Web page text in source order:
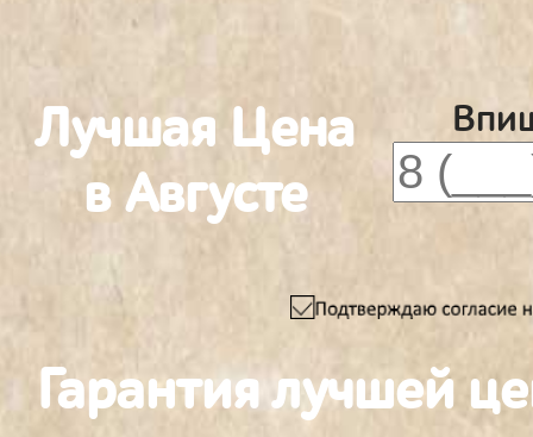
Лучшая Цена
в Августе
Гарантия лучшей